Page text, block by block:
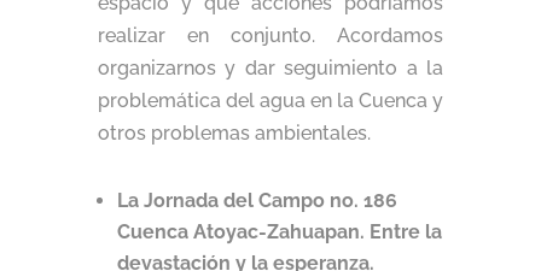
realizar en conjunto. Acordamos
organizarnos y dar seguimiento a la
problemática del agua en la Cuenca y
otros problemas ambientales.
La Jornada del Campo no. 186
Cuenca Atoyac-Zahuapan. Entre la
devastación y la esperanza.